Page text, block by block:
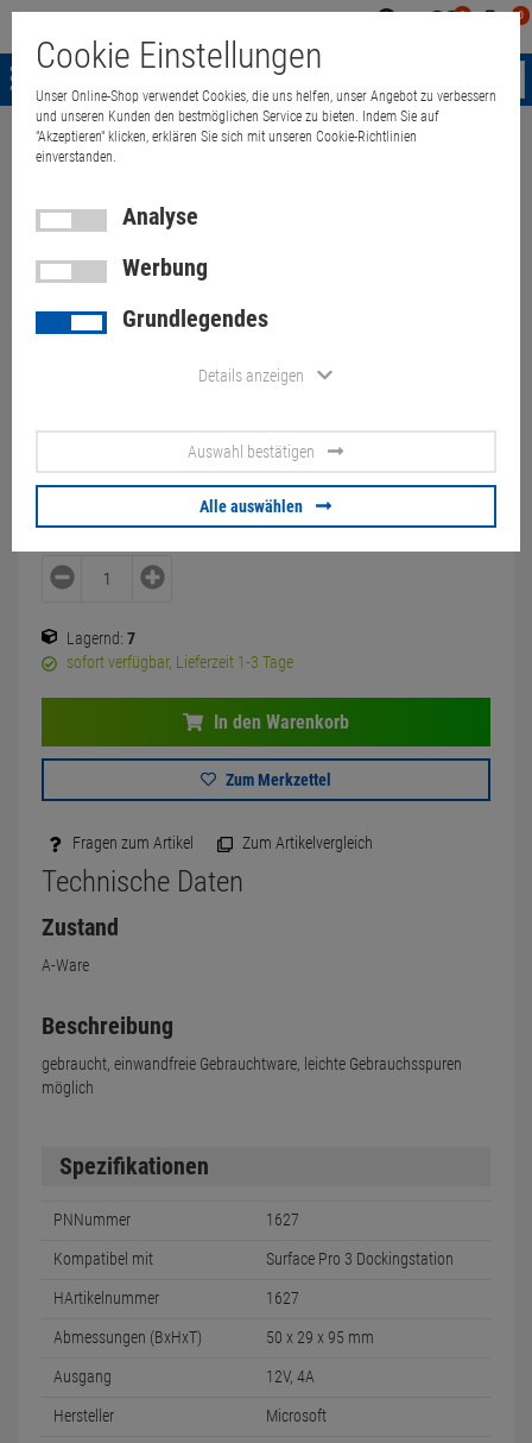
0 0
Menü
Weiter einkaufen
Microsoft 1627 Netzteil 12V
4A für Surface Pro 3
Dockingstation
17,50 €
00
Lagernd: 7
sofort verfügbar, Lieferzeit 1-3 Tage
In den Warenkorb
Zum Merkzettel
Fragen zum Artikel Zum Artikelvergleich
Technische Daten
Zustand
A-Ware
Beschreibung
gebraucht, einwandfreie Gebrauchtware, leichte Gebrauchsspuren
möglich
Spezifikationen
PNNummer 1627
Kompatibel mit Surface Pro 3 Dockingstation
HArtikelnummer 1627
Abmessungen (BxHxT) 50 x 29 x 95 mm
Ausgang 12V, 4A
Hersteller Microsoft
Cookie Einstellungen
Unser Online-Shop verwendet Cookies, die uns helfen, unser Angebot zu verbessern
und unseren Kunden den bestmöglichen Service zu bieten. Indem Sie auf
"Akzeptieren" klicken, erklären Sie sich mit unseren Cookie-Richtlinien
einverstanden.
Analyse
Werbung
Grundlegendes
Details anzeigen
Auswahl bestätigen
Alle auswählen